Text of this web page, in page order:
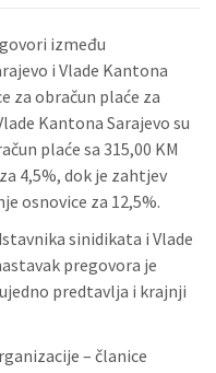
između
i Vlade Kantona
za obračun plaće za
Kantona Sarajevo su
plaće sa 315,00 KM
4,5%, dok je zahtjev
osnovice za 12,5%.
sinidikata i Vlade
pregovora je
predtavlja i krajnji
– članice